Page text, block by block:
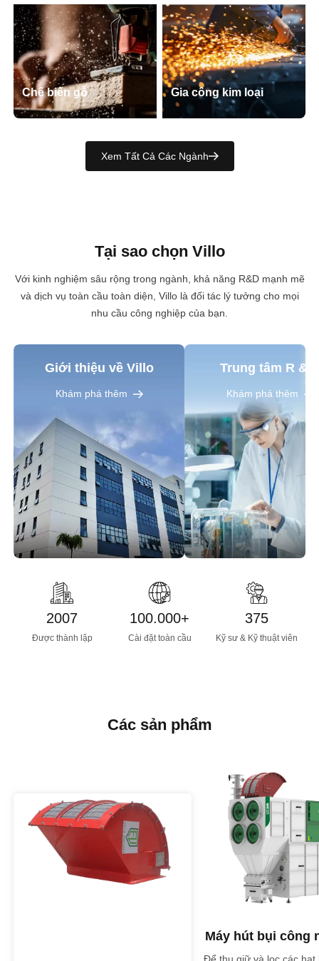
Chế biến gỗ Gia công kim loại
Xem Tất Cả Các Ngành
Tại sao chọn Villo
Với kinh nghiệm sâu rộng trong ngành, khả năng R&D mạnh mẽ
và dịch vụ toàn cầu toàn diện, Villo là đối tác lý tưởng cho mọi
nhu cầu công nghiệp của bạn.
Giới thiệu về Villo
Khám phá thêm
Trung tâm R &
Khám phá thêm
2007
Được thành lập
100.000+
Cài đặt toàn cầu
375
Kỹ sư & Kỹ thuật viên
Các sản phẩm
Máy hút bụi công